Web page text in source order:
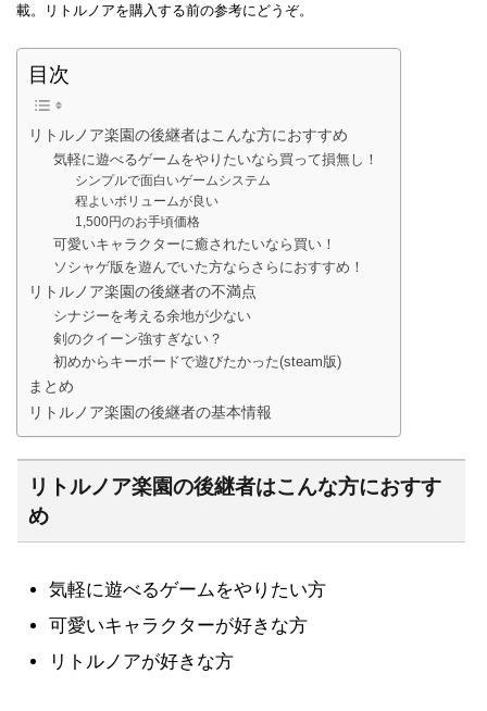
載。リトルノアを購入する前の参考にどうぞ。
目次
リトルノア楽園の後継者はこんな方におすすめ
気軽に遊べるゲームをやりたいなら買って損無し！
シンプルで面白いゲームシステム
程よいボリュームが良い
1,500円のお手頃価格
可愛いキャラクターに癒されたいなら買い！
ソシャゲ版を遊んでいた方ならさらにおすすめ！
リトルノア楽園の後継者の不満点
シナジーを考える余地が少ない
剣のクイーン強すぎない？
初めからキーボードで遊びたかった(steam版)
まとめ
リトルノア楽園の後継者の基本情報
リトルノア楽園の後継者はこんな方におすす
め
気軽に遊べるゲームをやりたい方
可愛いキャラクターが好きな方
リトルノアが好きな方